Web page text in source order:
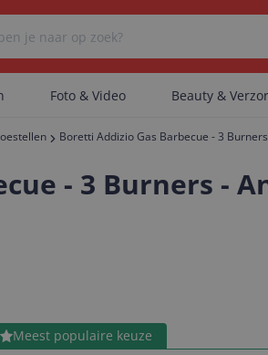
Er zijn geen categorieën
Foto & Video Beauty &
Boretti Addizio Gas Barbecue - 3
- 3 Burners -
Meest populaire keuze
product